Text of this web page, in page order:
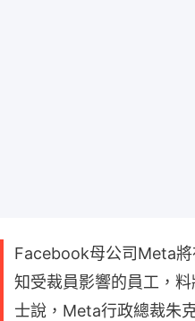
Facebook母公司Meta將
知受裁員影響的員工，
士說，Meta行政總裁朱